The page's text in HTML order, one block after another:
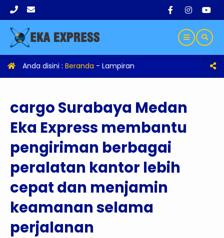
Anda disini : Beranda - Lampiran
cargo Surabaya Medan
Eka Express membantu
pengiriman berbagai
peralatan kantor lebih
cepat dan menjamin
keamanan selama
perjalanan